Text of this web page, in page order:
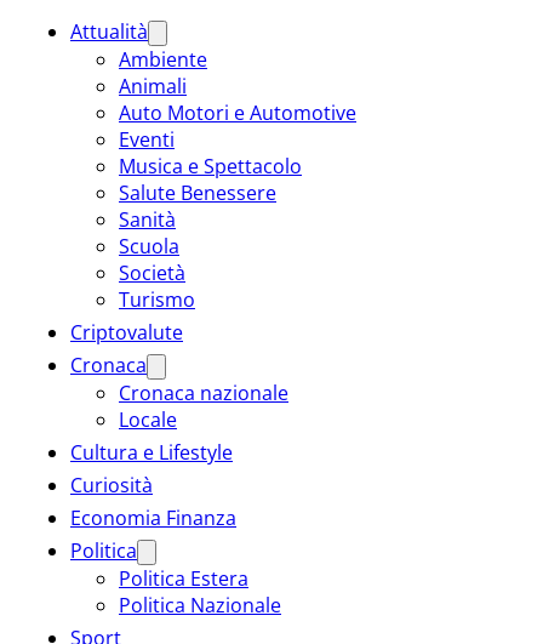
Attualità
Ambiente
Animali
Auto Motori e Automotive
Eventi
Musica e Spettacolo
Salute Benessere
Sanità
Scuola
Società
Turismo
Criptovalute
Cronaca
Cronaca nazionale
Locale
Cultura e Lifestyle
Curiosità
Economia Finanza
Politica
Politica Estera
Politica Nazionale
Sport